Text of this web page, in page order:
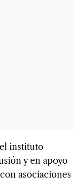
instituto
y en apoyo
asociaciones